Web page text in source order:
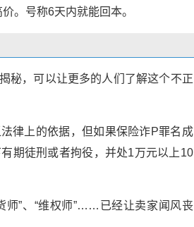
。号称6天内就能回本。
秘，可以让更多的人们了解这个不正
律上的依据，但如果保险诈P罪名成
期徒刑或者拘役，并处1万元以上10
师”、“维权师”……已经让卖家闻风丧